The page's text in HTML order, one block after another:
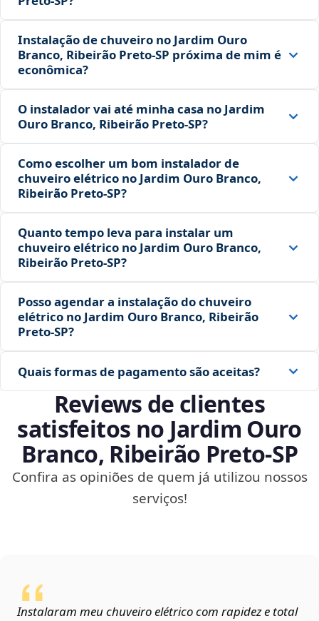
Instalação de chuveiro no Jardim Ouro
Branco, Ribeirão Preto‑SP próxima de mim é
econômica?
O instalador vai até minha casa no Jardim
Ouro Branco, Ribeirão Preto‑SP?
Como escolher um bom instalador de
chuveiro elétrico no Jardim Ouro Branco,
Ribeirão Preto‑SP?
Quanto tempo leva para instalar um
chuveiro elétrico no Jardim Ouro Branco,
Ribeirão Preto‑SP?
Posso agendar a instalação do chuveiro
elétrico no Jardim Ouro Branco, Ribeirão
Preto‑SP?
Quais formas de pagamento são aceitas?
Reviews de clientes
satisfeitos no Jardim Ouro
Branco, Ribeirão Preto‑SP
Confira as opiniões de quem já utilizou nossos
serviços!
Instalaram meu chuveiro elétrico com rapidez e total